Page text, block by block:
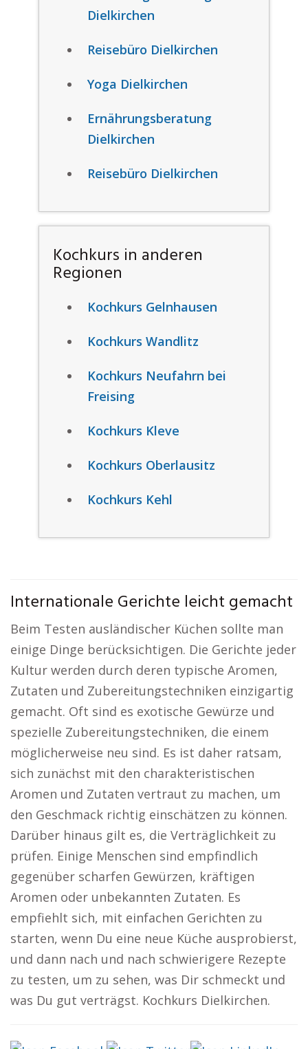
Dielkirchen
Reisebüro Dielkirchen
Yoga Dielkirchen
Ernährungsberatung
Dielkirchen
Reisebüro Dielkirchen
Kochkurs in anderen
Regionen
Kochkurs Gelnhausen
Kochkurs Wandlitz
Kochkurs Neufahrn bei
Freising
Kochkurs Kleve
Kochkurs Oberlausitz
Kochkurs Kehl
Internationale Gerichte leicht gemacht
Beim Testen ausländischer Küchen sollte man
einige Dinge berücksichtigen. Die Gerichte jeder
Kultur werden durch deren typische Aromen,
Zutaten und Zubereitungstechniken einzigartig
gemacht. Oft sind es exotische Gewürze und
spezielle Zubereitungstechniken, die einem
möglicherweise neu sind. Es ist daher ratsam,
sich zunächst mit den charakteristischen
Aromen und Zutaten vertraut zu machen, um
den Geschmack richtig einschätzen zu können.
Darüber hinaus gilt es, die Verträglichkeit zu
prüfen. Einige Menschen sind empfindlich
gegenüber scharfen Gewürzen, kräftigen
Aromen oder unbekannten Zutaten. Es
empfiehlt sich, mit einfachen Gerichten zu
starten, wenn Du eine neue Küche ausprobierst,
und dann nach und nach schwierigere Rezepte
zu testen, um zu sehen, was Dir schmeckt und
was Du gut verträgst. Kochkurs Dielkirchen.